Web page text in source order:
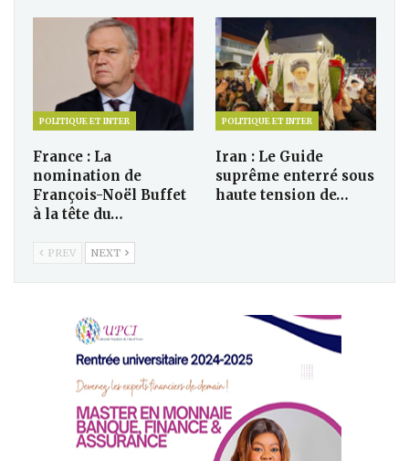
POLITIQUE ET INTER
France : La
nomination de
François-Noël Buffet
à la tête du…
POLITIQUE ET INTER
Iran : Le Guide
suprême enterré sous
haute tension de…
PREV NEXT